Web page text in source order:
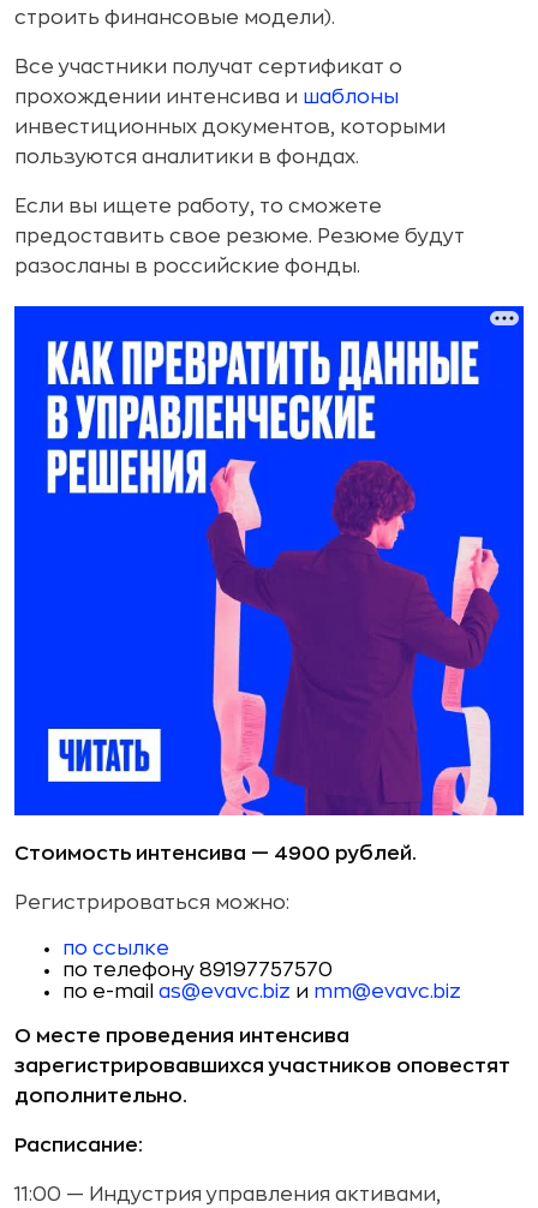
строить финансовые модели).
Все участники получат сертификат о
прохождении интенсива и шаблоны
инвестиционных документов, которыми
пользуются аналитики в фондах.
Если вы ищете работу, то сможете
предоставить свое резюме. Резюме будут
разосланы в российские фонды.
Стоимость интенсива — 4900 рублей.
Регистрироваться можно:
по ссылке
по телефону 89197757570
по e-mail as@evavc.biz и mm@evavc.biz
О месте проведения интенсива
зарегистрировавшихся участников оповестят
дополнительно.
Расписание:
11:00 — Индустрия управления активами,